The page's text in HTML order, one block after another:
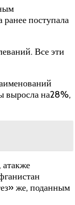
ранее поступала
Все эти
выросла на28%,
атакже
же, поданным